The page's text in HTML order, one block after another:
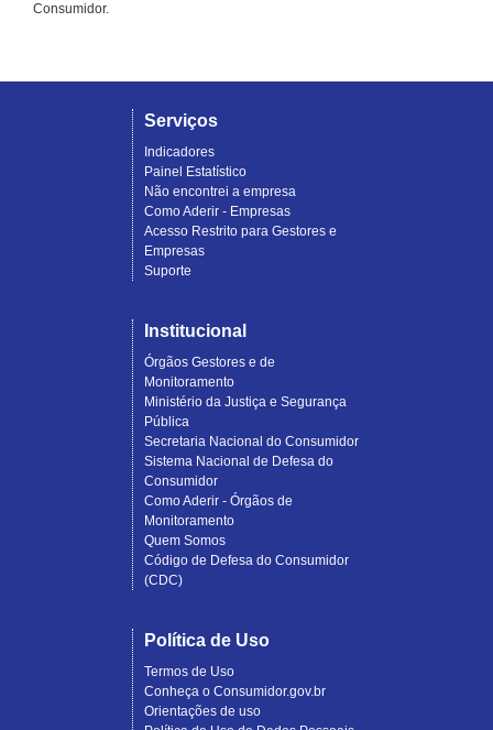
Consumidor.
Serviços
Indicadores
Painel Estatístico
Não encontrei a empresa
Como Aderir - Empresas
Acesso Restrito para Gestores e
Empresas
Suporte
Institucional
Órgãos Gestores e de
Monitoramento
Ministério da Justiça e Segurança
Pública
Secretaria Nacional do Consumidor
Sistema Nacional de Defesa do
Consumidor
Como Aderir - Órgãos de
Monitoramento
Quem Somos
Código de Defesa do Consumidor
(CDC)
Política de Uso
Termos de Uso
Conheça o Consumidor.gov.br
Orientações de uso